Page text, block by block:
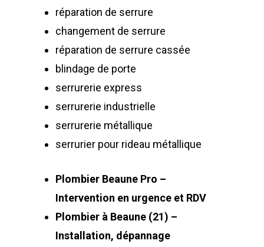
réparation de serrure
changement de serrure
réparation de serrure cassée
blindage de porte
serrurerie express
serrurerie industrielle
serrurerie métallique
serrurier pour rideau métallique
Plombier Beaune Pro –
Intervention en urgence et RDV
Plombier à Beaune (21) –
Installation, dépannage